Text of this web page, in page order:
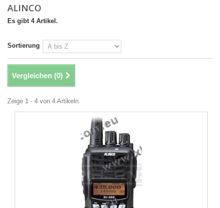
ALINCO
Es gibt 4 Artikel.
Sortierung
Vergleichen (0)
Zeige 1 - 4 von 4 Artikeln